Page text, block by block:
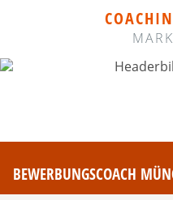
BEWERBUNGSCOACH